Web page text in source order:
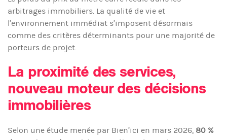
arbitrages immobiliers. La qualité de vie et
l’environnement immédiat s’imposent désormais
comme des critères déterminants pour une majorité de
porteurs de projet.
La proximité des services,
nouveau moteur des décisions
immobilières
Selon une étude menée par Bien’ici en mars 2026, 80 %